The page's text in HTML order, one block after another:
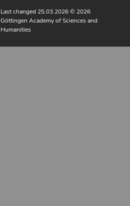
Last changed 25.03.2026© 2026
Göttingen Academy of Sciences and
Humanities